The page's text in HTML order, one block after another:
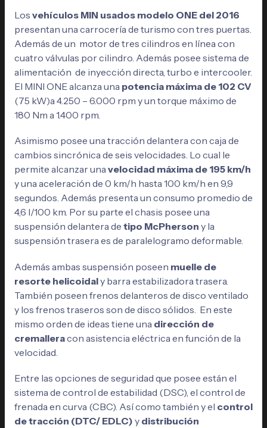
Los vehículos MIN usados modelo ONE del 2016
presentan una carrocería de turismo con tres puertas.
Además de un motor de tres cilindros en línea con
cuatro válvulas por cilindro. Además posee sistema de
alimentación de inyección directa, turbo e intercooler.
El MINI ONE alcanza unapotencia máxima de 102 CV
(75 kW)a 4.250 – 6.000 rpm y un torque máximo de
180 Nm a 1.400 rpm.
Asimismo posee una tracción delantera con caja de
cambios sincrónica de seis velocidades. Lo cual le
permite alcanzar unavelocidad máxima de 195 km/h
y una aceleración de 0 km/h hasta 100 km/h en 9,9
segundos. Además presenta un consumo promedio de
4,6 l/100 km. Por su parte el chasis posee una
suspensión delantera de tipo McPherson y la
suspensión trasera es de paralelogramo deformable.
Además ambas suspensión poseen muelle de
resorte helicoidaly barra estabilizadora trasera.
También poseen frenos delanteros de disco ventilado
y los frenos traseros son de disco sólidos. En este
mismo orden de ideas tiene una dirección de
cremalleracon asistencia eléctrica en función de la
velocidad.
Entre las opciones de seguridad que posee están el
sistema de control de estabilidad (DSC), el control de
frenada en curva (CBC). Así como también y el control
de tracción (DTC/ EDLC) y distribución